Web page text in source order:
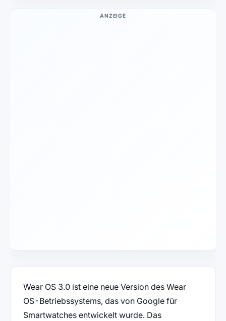
ANZEIGE
Wear OS 3.0 ist eine neue Version des Wear
OS-Betriebssystems, das von Google für
Smartwatches entwickelt wurde. Das